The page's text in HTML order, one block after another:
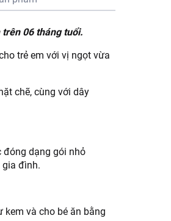
06 tháng tuổi.
trẻ em với vị ngọt vừa
chẽ, cùng với dây
đóng dạng gói nhỏ
gia đình.
kem và cho bé ăn bằng